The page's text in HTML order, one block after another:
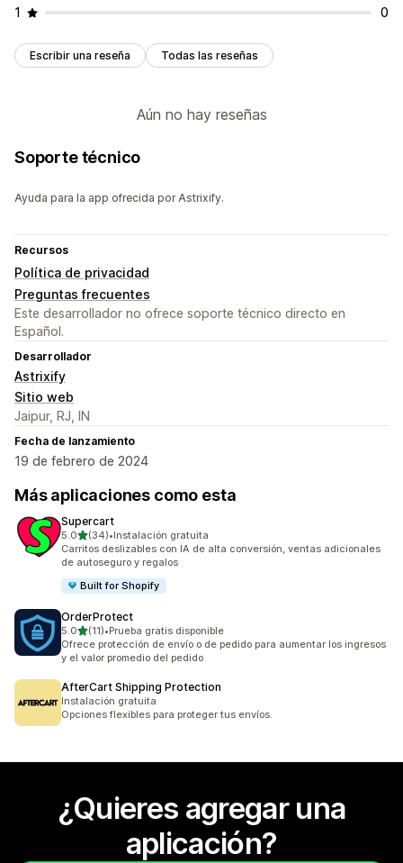
1
0
Escribir una reseña Todas las reseñas
Aún no hay reseñas
Soporte técnico
Ayuda para la app ofrecida por Astrixify.
Recursos
Política de privacidad
Preguntas frecuentes
Este desarrollador no ofrece soporte técnico directo en
Español.
Desarrollador
Astrixify
Sitio web
Jaipur, RJ, IN
Fecha de lanzamiento
19 de febrero de 2024
Más aplicaciones como esta
Supercart
5.0de 5 estrellas
(34)
34 reseñas en total
•Instalación gratuita
Carritos deslizables con IA de alta conversión, ventas adicionales
de autoseguro y regalos
Built for Shopify
OrderProtect
5.0de 5 estrellas
(11)
11 reseñas en total
•Prueba gratis disponible
Ofrece protección de envío o de pedido para aumentar los ingresos
y el valor promedio del pedido
AfterCart Shipping Protection
Instalación gratuita
Opciones flexibles para proteger tus envíos.
¿Quieres agregar una
aplicación?